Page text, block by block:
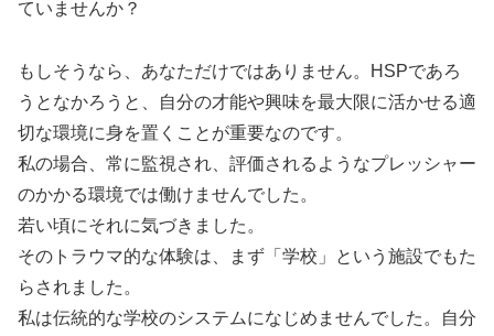
ていませんか？
もしそうなら、あなただけではありません。HSPであろ
うとなかろうと、自分の才能や興味を最大限に活かせる適
切な環境に身を置くことが重要なのです。
私の場合、常に監視され、評価されるようなプレッシャー
のかかる環境では働けませんでした。
若い頃にそれに気づきました。
そのトラウマ的な体験は、まず「学校」という施設でもた
らされました。
私は伝統的な学校のシステムになじめませんでした。自分